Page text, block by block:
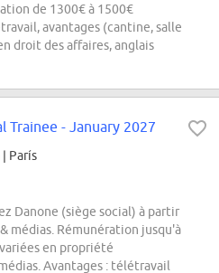
de 1300€ à 1500€
avantages (cantine, salle
droit des affaires, anglais
Trainee - January 2027
| París
Danone (siège social) à partir
médias. Rémunération jusqu'à
en propriété
Avantages : télétravail